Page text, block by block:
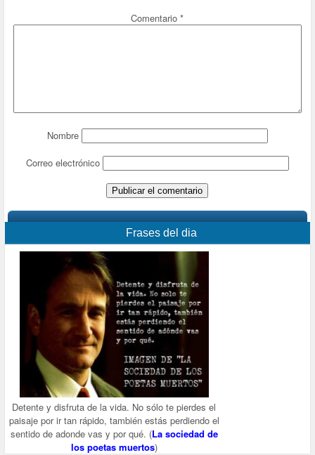
Comentario*
Nombre
Correo electrónico
Frases del dia
Detente y disfruta de la vida. No sólo te pierdes el
paisaje por ir tan rápido, también estás perdiendo el
sentido de adonde vas y por qué. (La sociedad de
los poetas muertos)